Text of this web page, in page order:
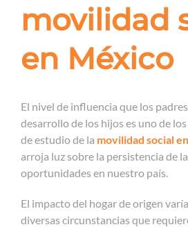
movilidad
en México
El nivel de influencia que los
desarrollo de los hijos es uno de
de estudio de la movilidad social
arroja luz sobre la persistencia de
oportunidades en nuestro país.
El impacto del hogar de origen
diversas circunstancias que